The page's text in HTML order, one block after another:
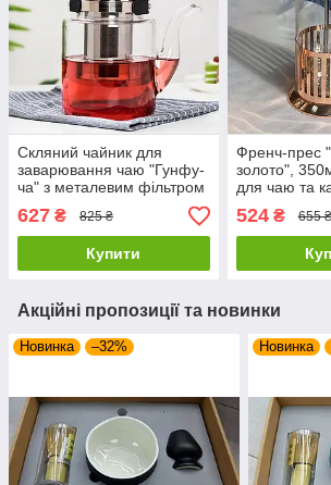
Скляний чайник для
заварювання чаю "Гунфу-
ча" з металевим фільтром
1200
627 ₴ 825 ₴
Купити
Френч-прес
золото",
для чаю та
524₴ 655 ₴
Акційні пропозиції та новинки
Новинка –32% Новинка